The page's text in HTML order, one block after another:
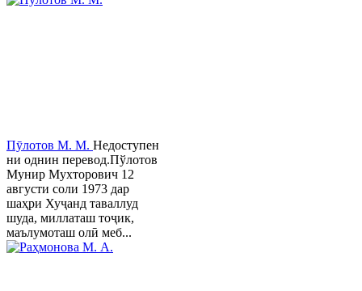
Пӯлотов М. М. Недоступен
ни однин перевод.Пўлотов
Мунир Мухторович 12
августи соли 1973 дар
шаҳри Хуҷанд таваллуд
шуда, миллаташ тоҷик,
маълумоташ олӣ меб...